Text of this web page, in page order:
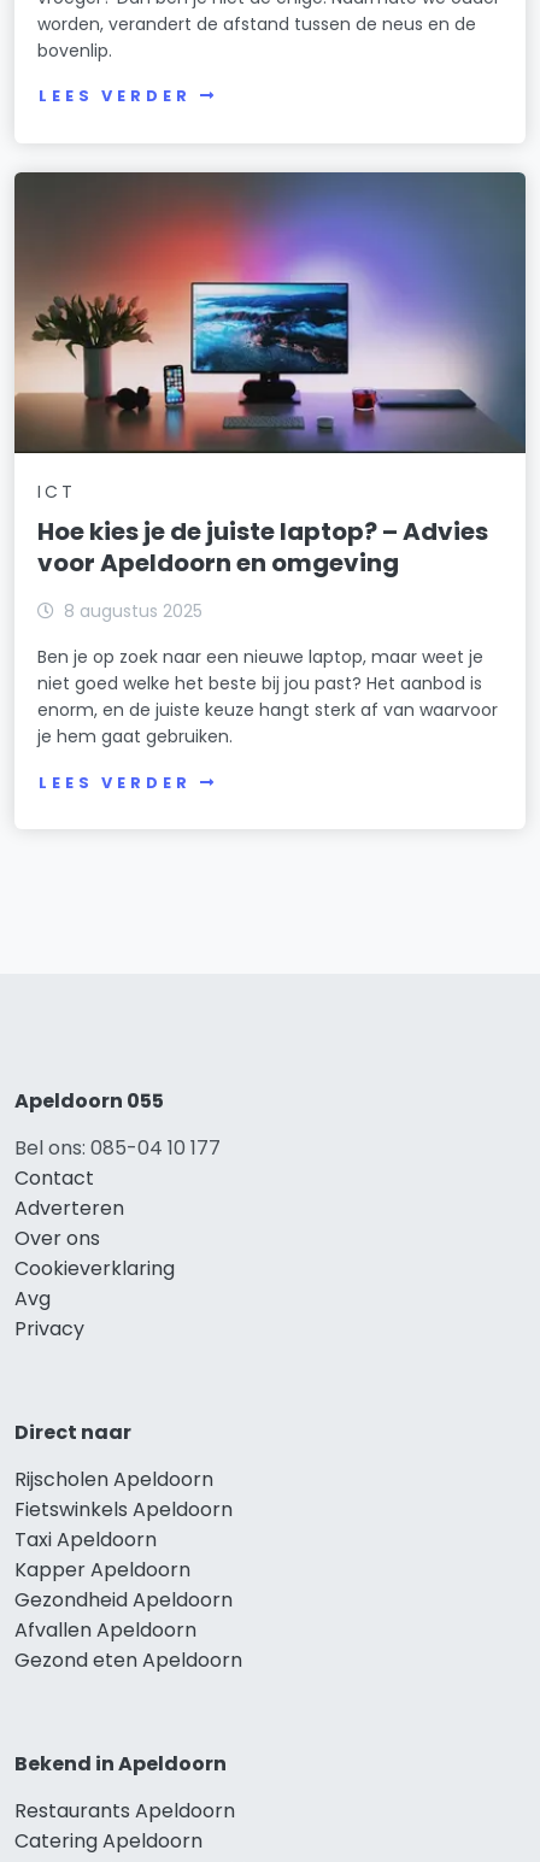
worden, verandert de afstand tussen de neus en de
bovenlip.
LEES VERDER
ICT
Hoe kies je de juiste laptop? – Advies
voor Apeldoorn en omgeving
8 augustus 2025
Ben je op zoek naar een nieuwe laptop, maar weet je
niet goed welke het beste bij jou past? Het aanbod is
enorm, en de juiste keuze hangt sterk af van waarvoor
je hem gaat gebruiken.
LEES VERDER
Apeldoorn 055
Bel ons: 085-04 10 177
Contact
Adverteren
Over ons
Cookieverklaring
Avg
Privacy
Direct naar
Rijscholen Apeldoorn
Fietswinkels Apeldoorn
Taxi Apeldoorn
Kapper Apeldoorn
Gezondheid Apeldoorn
Afvallen Apeldoorn
Gezond eten Apeldoorn
Bekend in Apeldoorn
Restaurants Apeldoorn
Catering Apeldoorn